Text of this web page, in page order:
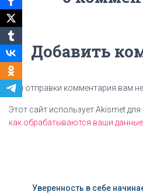
Добавить
Для отправки комментария вам
Этот сайт использует Akismet
как обрабатываются ваши
Уверенность в себе